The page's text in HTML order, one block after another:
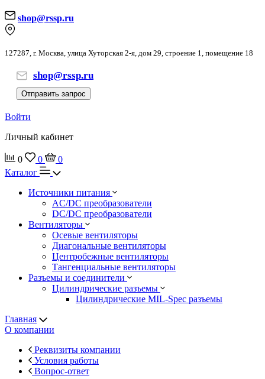
shop@rssp.ru
127287, г. Москва, улица Хуторская 2-я, дом 29, строение 1, помещение 18
shop@rssp.ru
Отправить запрос
Войти
Личный кабинет
0 0
0
Каталог
Источники питания
AC/DC преобразователи
DC/DC преобразователи
Вентиляторы
Осевые вентиляторы
Диагональные вентиляторы
Центробежные вентиляторы
Тангенциальные вентиляторы
Разъемы и соединители
Цилиндрические разъемы
Цилиндрические MIL-Spec разъемы
Главная
О компании
Реквизиты компании
Условия работы
Вопрос-ответ